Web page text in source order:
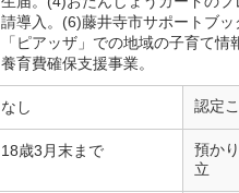
請導入。(6)藤井寺市サポートブ
「ピアッザ」での地域の子育て
養育費確保支援事業。
なし 認定
18歳3月末まで
預か
立